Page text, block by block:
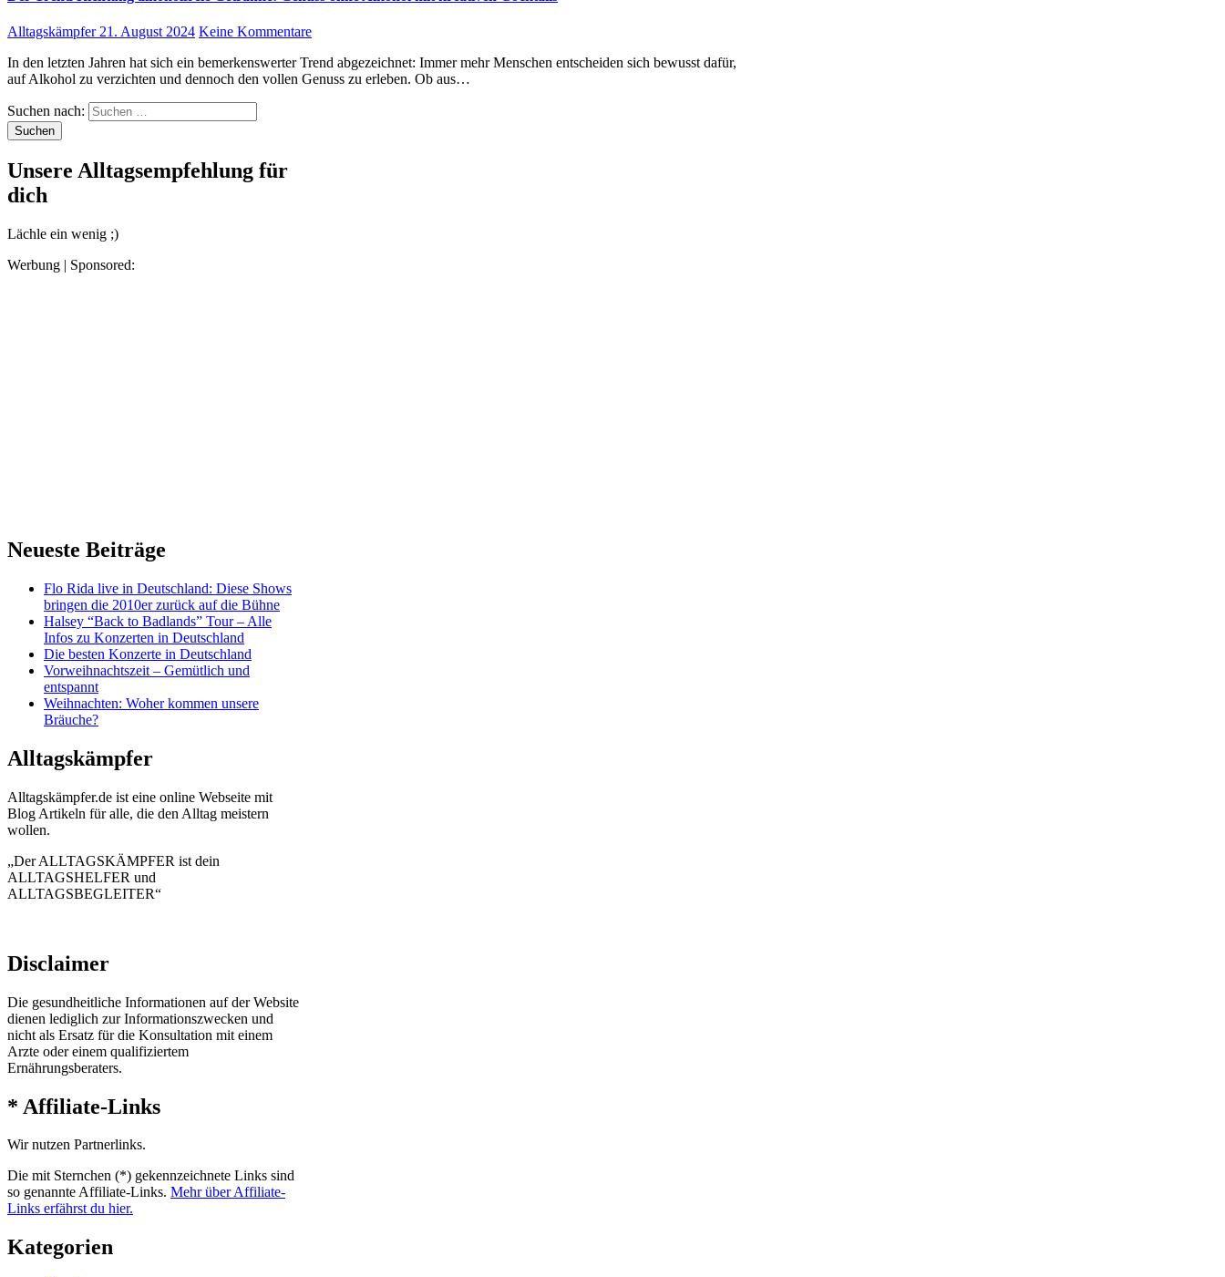
Alltagskämpfer21. August 2024 Keine Kommentare
In den letzten Jahren hat sich ein bemerkenswerter Trend abgezeichnet: Immer mehr Menschen entscheiden sich bewusst dafür,
auf Alkohol zu verzichten und dennoch den vollen Genuss zu erleben. Ob aus…
Suchen nach:
Unsere Alltagsempfehlung für
dich
Lächle ein wenig ;)
Werbung | Sponsored:
Neueste Beiträge
Flo Rida live in Deutschland: Diese Shows
bringen die 2010er zurück auf die Bühne
Halsey “Back to Badlands” Tour – Alle
Infos zu Konzerten in Deutschland
Die besten Konzerte in Deutschland
Vorweihnachtszeit – Gemütlich und
entspannt
Weihnachten: Woher kommen unsere
Bräuche?
Alltagskämpfer
Alltagskämpfer.de ist eine online Webseite mit
Blog Artikeln für alle, die den Alltag meistern
wollen.
„Der ALLTAGSKÄMPFER ist dein
ALLTAGSHELFER und
ALLTAGSBEGLEITER“
Disclaimer
Die gesundheitliche Informationen auf der Website
dienen lediglich zur Informationszwecken und
nicht als Ersatz für die Konsultation mit einem
Arzte oder einem qualifiziertem
Ernährungsberaters.
* Affiliate-Links
Wir nutzen Partnerlinks.
Die mit Sternchen (*) gekennzeichnete Links sind
so genannte Affiliate-Links. Mehr über Affiliate-
Links erfährst du hier.
Kategorien